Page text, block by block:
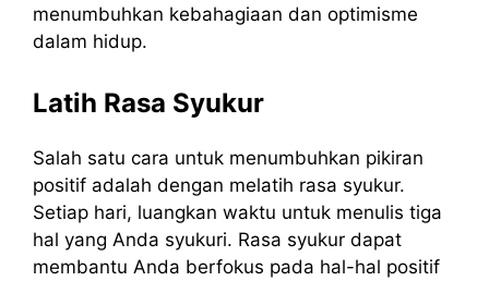
menumbuhkan kebahagiaan dan optimisme
dalam hidup.
Latih Rasa Syukur
Salah satu cara untuk menumbuhkan pikiran
positif adalah dengan melatih rasa syukur.
Setiap hari, luangkan waktu untuk menulis tiga
hal yang Anda syukuri. Rasa syukur dapat
membantu Anda berfokus pada hal-hal positif